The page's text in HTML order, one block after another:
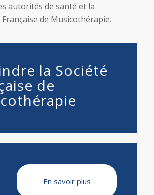
autorités de santé et la
de Musicothérapie.
la Société
de
En savoir plus